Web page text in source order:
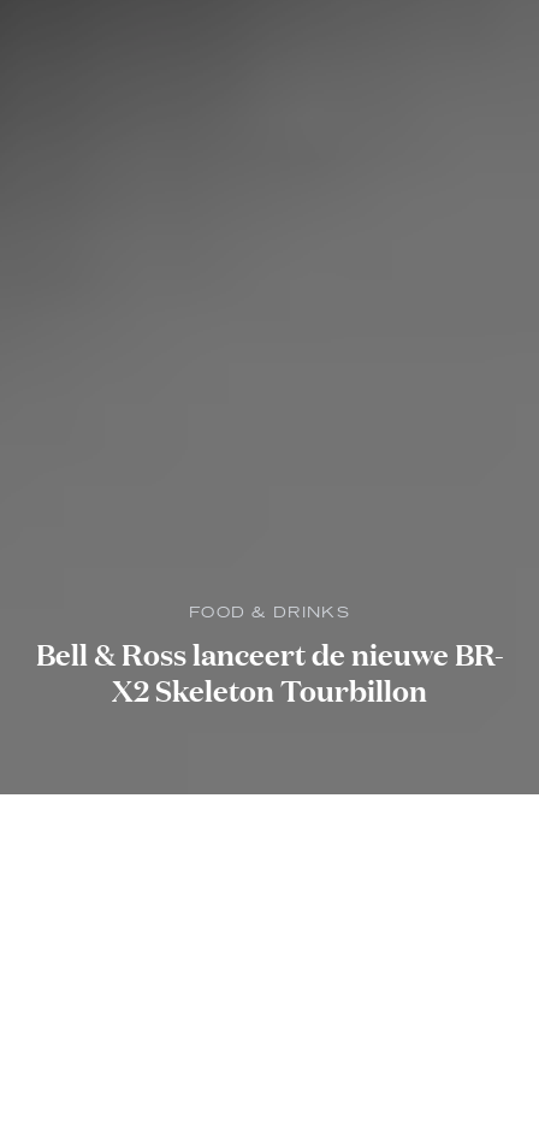
FOOD & DRINKS
Bell & Ross lanceert de nieuwe BR-
X2 Skeleton Tourbillon